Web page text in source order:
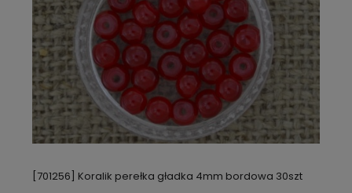
[701256] Koralik perełka gładka 4mm bordowa 30szt